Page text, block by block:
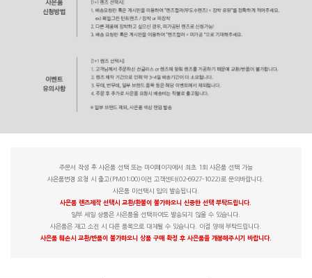
주문서 작성 후 사은품 선택 또는 마이페이지에서 최초 1회 사은품 선택 가능
사은품변경 요청 시 출고(PM01:00)이전 고객센터(02-6927-1022)로 문의바랍니다.
사은품 미선택시 임의 발송됩니다.
사은품 렌즈제작 선택시 교환/환불이 불가하오니 신중한 선택 부탁드립니다.
일부 세일 상품은 사은품을 선택하여도 발송되지 않을 수 있습니다.
사은품은 재고 소진 시 다른 품목으로 대체될 수 있습니다. 이점 양해 부탁드립니다.
사은품 훼손시 교환/반품이 불가하오니 상품 구매 확정 후 사은품을 개봉해주시기 바랍니다.